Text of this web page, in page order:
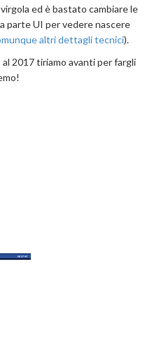
ed è bastato cambiare le
parte UI per vedere nascere
altri dettagli tecnici).
al 2017 tiriamo avanti per fargli